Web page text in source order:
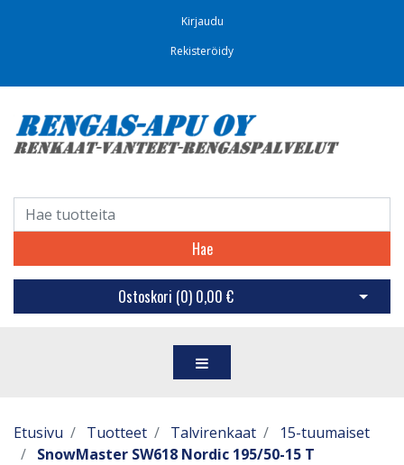
Kirjaudu
Rekisteröidy
Hae
Ostoskori (0) 0,00 € Avaa
Etusivu Tuotteet Talvirenkaat
15-tuumaiset
SnowMaster SW618 Nordic 195/50-15 T